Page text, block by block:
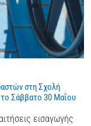
στη Σχολή
Σάββατο 30 Μαΐου
εισαγωγής